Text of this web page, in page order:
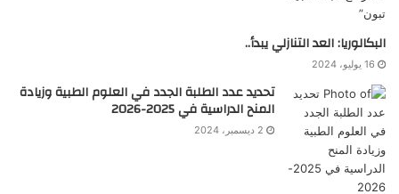
البكالوريا: العد التنازلي يبدأ..
16 يوليو، 2024
تحديد عدد الطلبة الجدد في العلوم الطبية وزيادة
المنح الدراسية في 2025-2026
2 ديسمبر، 2024